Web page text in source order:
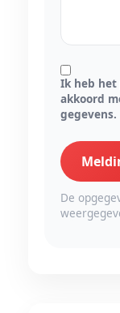
Ik heb het
akkoord
gegevens.
De